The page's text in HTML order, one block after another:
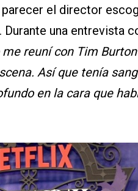
el director
una entrevista
me reuní con Tim
Así que tenía
en la cara que